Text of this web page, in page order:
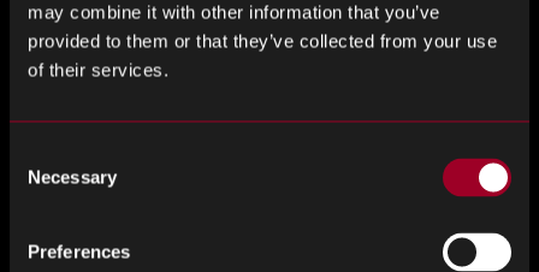
may combine it with other information that you’ve
provided to them or that they’ve collected from your use
of their services.
Selection
Necessary
Preferences
BOM のタイプ
ビジネスのニーズに応じて、3 種類の BOM を使用できま
EBOMは、設計方法で製品を定義し、機能的な観点から構
造を示し、通常は機械的または技術的な図面を含みま
す。これらには代替部品番号と代替部品番号が含まれ、